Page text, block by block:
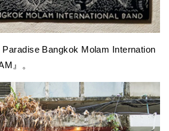
Bangkok Molam Internation
』。